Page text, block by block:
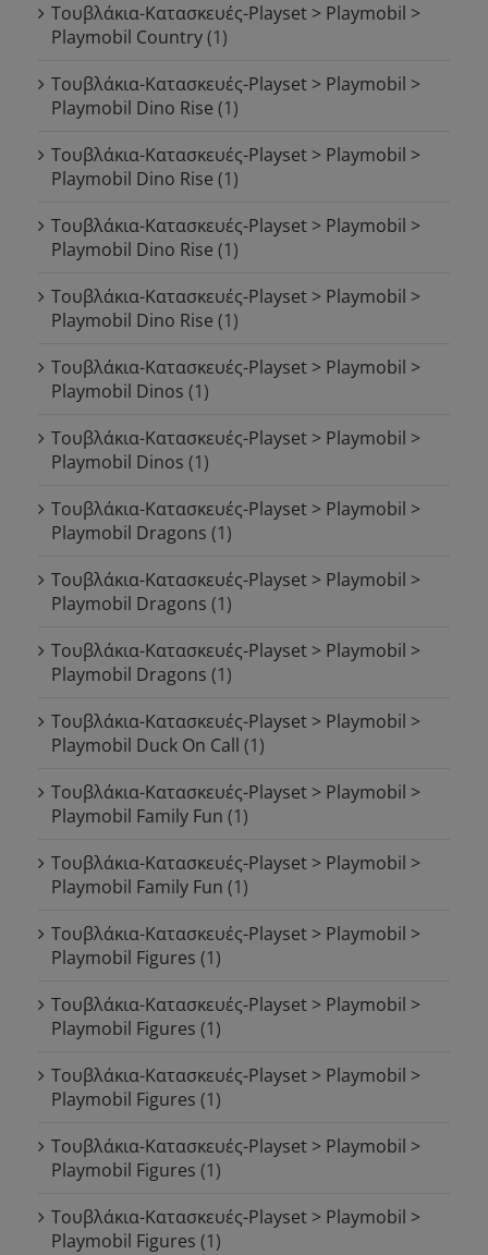
Τουβλάκια-Κατασκευές-Playset > Playmobil >
Playmobil Country(1)
Τουβλάκια-Κατασκευές-Playset > Playmobil >
Playmobil Dino Rise (1)
Τουβλάκια-Κατασκευές-Playset > Playmobil >
Playmobil Dino Rise (1)
Τουβλάκια-Κατασκευές-Playset > Playmobil >
Playmobil Dino Rise (1)
Τουβλάκια-Κατασκευές-Playset > Playmobil >
Playmobil Dino Rise (1)
Τουβλάκια-Κατασκευές-Playset > Playmobil >
Playmobil Dinos (1)
Τουβλάκια-Κατασκευές-Playset > Playmobil >
Playmobil Dinos (1)
Τουβλάκια-Κατασκευές-Playset > Playmobil >
Playmobil Dragons (1)
Τουβλάκια-Κατασκευές-Playset > Playmobil >
Playmobil Dragons (1)
Τουβλάκια-Κατασκευές-Playset > Playmobil >
Playmobil Dragons (1)
Τουβλάκια-Κατασκευές-Playset > Playmobil >
Playmobil Duck On Call (1)
Τουβλάκια-Κατασκευές-Playset > Playmobil >
Playmobil Family Fun (1)
Τουβλάκια-Κατασκευές-Playset > Playmobil >
Playmobil Family Fun (1)
Τουβλάκια-Κατασκευές-Playset > Playmobil >
Playmobil Figures (1)
Τουβλάκια-Κατασκευές-Playset > Playmobil >
Playmobil Figures (1)
Τουβλάκια-Κατασκευές-Playset > Playmobil >
Playmobil Figures (1)
Τουβλάκια-Κατασκευές-Playset > Playmobil >
Playmobil Figures (1)
Τουβλάκια-Κατασκευές-Playset > Playmobil >
Playmobil Figures (1)